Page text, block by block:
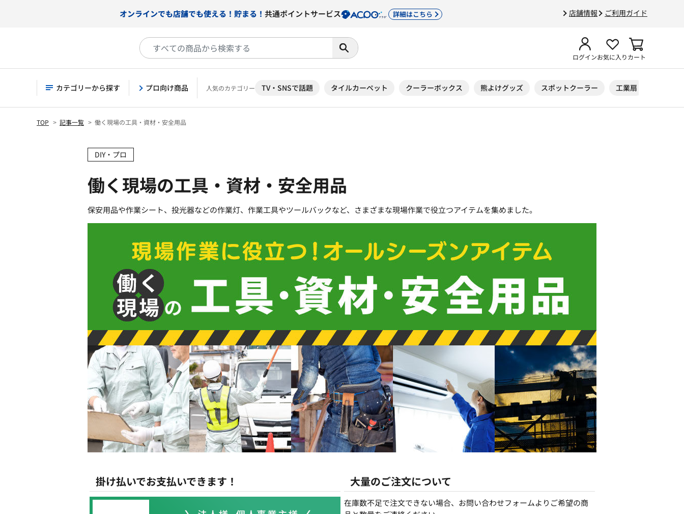
店舗情報 ご利用ガイド
オンラインでも店舗でも使える！貯まる！ 共通ポイントサービス 詳細はこちら
ログインお気に入りカート
カテゴリーから探す プロ向け商品 人気のカテゴリー TV・SNSで話題 タイルカーペット クーラーボックス 熊よけグッズ スポットクーラー 工業扇
TOP 記事一覧 働く現場の工具・資材・安全用品
DIY・プロ
働く現場の工具・資材・安全用品
保安用品や作業シート、投光器などの作業灯、作業工具やツールバックなど、さまざまな現場作業で役立つアイテムを集めました。
掛け払いでお支払いできます！ 大量のご注文について
在庫数不足で注文できない場合、お問い合わせフォームよりご希望の商